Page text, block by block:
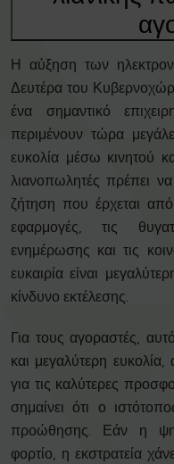
Η αύξηση των
Δευτέρα του
ένα σημαντικό
περιμένουν τώρα
ευκολία μέσω κινητού
λιανοπωλητές πρέπει
ζήτηση που έρχεται από
εφαρμογές, τις
ενημέρωσης και τις
ευκαιρία είναι
κίνδυνο εκτέλεσης.
Για τους αγοραστές,
και μεγαλύτερη
για τις καλύτερες
σημαίνει ότι ο
προώθησης. Εάν η
φορτίο, η εκστρατεία